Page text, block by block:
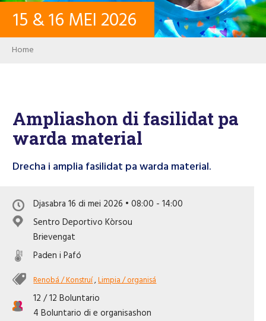
KONTAKTO
Buska
Like nos página di Facebook
15 &16 MEI 2026
Breadcrumb
Home
Ampliashon di fasilidat pa
warda material
Drecha i amplia fasilidat pa warda material.
Djasabra 16 di mei 2026 • 08:00 - 14:00
Sentro Deportivo Kòrsou
Brievengat
Paden i Pafó
Renobá / Konstruí,Limpia / organisá
12 / 12 Boluntario
4 Boluntario di e organisashon